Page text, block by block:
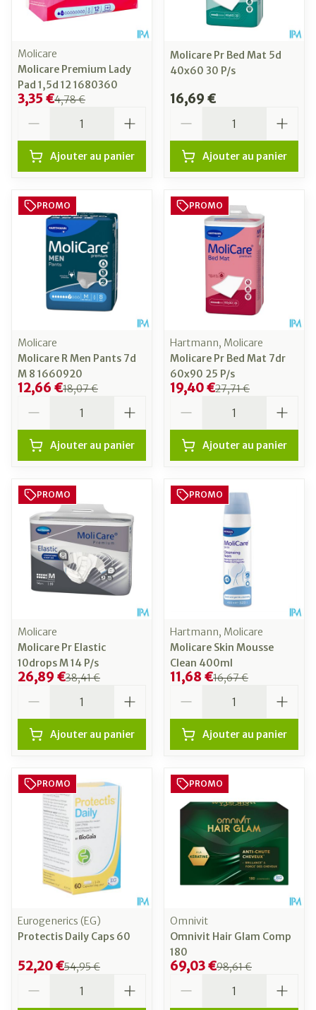
Molicare
Molicare Premium Lady
Pad 1,5d 12 1680360
4,78 €
3,35 €
Ajouter au panier
Molicare Pr Bed Mat 5d
40x60 30 P/s
16,69 €
Ajouter au panier
PROMO
Molicare
Molicare R Men Pants 7d
M 8 1660920
18,07 €
12,66 €
Ajouter au panier
PROMO
Hartmann, Molicare
Molicare Pr Bed Mat 7dr
60x90 25 P/s
27,71 €
19,40 €
Ajouter au panier
PROMO
Molicare
Molicare Pr Elastic
10drops M 14 P/s
38,41 €
26,89 €
Ajouter au panier
PROMO
Hartmann, Molicare
Molicare Skin Mousse
Clean 400ml
16,67 €
11,68 €
Ajouter au panier
PROMO
Eurogenerics (EG)
Protectis Daily Caps 60
54,95 €
52,20 €
PROMO
Omnivit
Omnivit Hair Glam Comp
180
98,61 €
69,03 €